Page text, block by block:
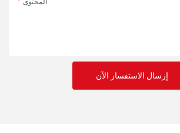
إرسال الاستفسار الآن